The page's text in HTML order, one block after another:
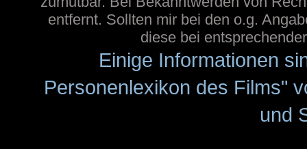
entfernt. Sollten mir bei den o.g.
diese bei
Einige Informationen
Personenlexikon des Films"
und